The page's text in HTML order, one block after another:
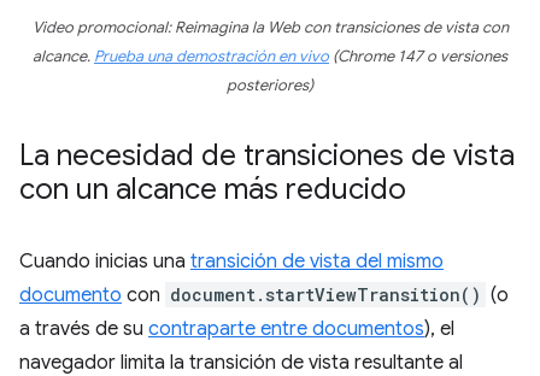
Video promocional: Reimagina la Web con transiciones de vista con
alcance. Prueba una demostración en vivo (Chrome 147 o versiones
posteriores)
La necesidad de transiciones de vista
con un alcance más reducido
Cuando inicias una transición de vista del mismo
documento con document.startViewTransition() (o
a través de su contraparte entre documentos), el
navegador limita la transición de vista resultante al